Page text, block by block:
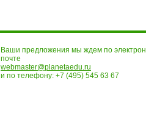
Ваши предложения мы ждем по
почте
webmaster@planetaedu.ru
и по телефону: +7 (495) 545 63 67